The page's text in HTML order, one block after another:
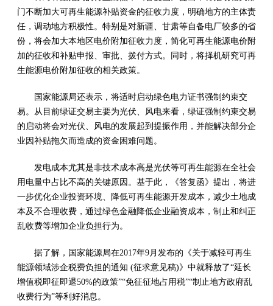
门不断加大可再生能源补贴资金的征收力度，明确地方的主体责
任，调动地方积极性。特别是对新疆、甘肃等自备电厂较多的省
份，将会加大本地区电价附加征收力度，简化可再生能源电价附
加的征收和补贴申报、审批、拨付方式。同时，将择机研究可再
生能源电价附加征收的相关政策。
国家能源局还表示，将适时启动绿色电力证书强制约束交
易。从目前绿证交易主要为光伏、风电来看，绿证强制约束交易
的启动将会对光伏、风电的发展起到提振作用，并能解决部分企
业因补贴拖欠而造成的资金困难问题。
发电成本尤其是非技术成本高是光伏等可再生能源在全社会
用电量中占比不高的关键原因。基于此，《答复函》提出，将进
一步优化企业投资环境、降低可再生能源开发成本，减少土地成
本及不合理收费，通过绿色金融降低企业融资成本，制止和纠正
乱收费等增加企业负担行为。
据了解，国家能源局在2017年9月发布的《关于减轻可再生
能源领域涉企税费负担的通知 (征求意见稿)》中就释放了“延长
增值税即征即退50%的政策”“免征征地占用税”“制止地方政府乱
收费行为”等利好消息。